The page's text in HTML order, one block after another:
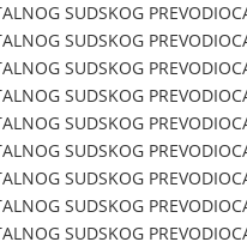
SUDSKOG
SUDSKOG
SUDSKOG
SUDSKOG
SUDSKOG
SUDSKOG
SUDSKOG
SUDSKOG
SUDSKOG